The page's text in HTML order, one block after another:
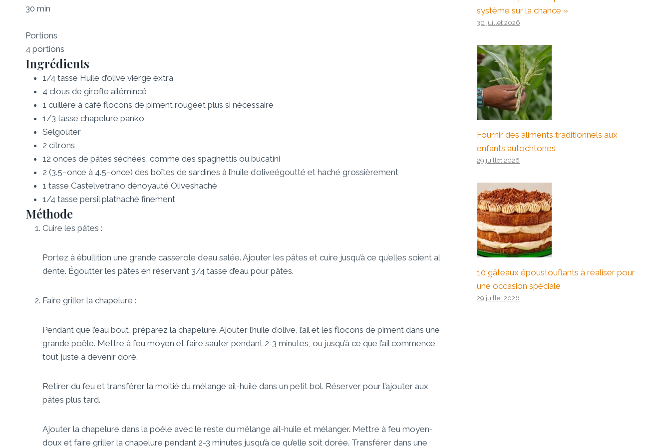
30 min
Portions
4 portions
Ingrédients
1/4 tasse Huile d’olive vierge extra
4 clous de girofle ailémincé
1 cuillère à café flocons de piment rougeet plus si nécessaire
1/3 tasse chapelure panko
Selgoûter
2 citrons
12 onces de pâtes séchées, comme des spaghettis ou bucatini
2 (3.5–once à 4.5–once) des boîtes de sardines à l’huile d’oliveégoutté et haché grossièrement
1 tasse Castelvetrano dénoyauté Oliveshaché
1/4 tasse persil plathaché finement
Méthode
Cuire les pâtes :
Portez à ébullition une grande casserole d’eau salée. Ajouter les pâtes et cuire jusqu’à ce qu’elles soient al
dente. Égoutter les pâtes en réservant 3/4 tasse d’eau pour pâtes.
Faire griller la chapelure :
Pendant que l’eau bout, préparez la chapelure. Ajouter l’huile d’olive, l’ail et les flocons de piment dans une
grande poêle. Mettre à feu moyen et faire sauter pendant 2-3 minutes, ou jusqu’à ce que l’ail commence
tout juste à devenir doré.
Retirer du feu et transférer la moitié du mélange ail-huile dans un petit bol. Réserver pour l’ajouter aux
pâtes plus tard.
Ajouter la chapelure dans la poêle avec le reste du mélange ail-huile et mélanger. Mettre à feu moyen-
doux et faire griller la chapelure pendant 2-3 minutes jusqu’à ce qu’elle soit dorée. Transférer dans une
système sur la chance »
30 juillet 2026
Fournir des aliments traditionnels aux
enfants autochtones
29 juillet 2026
10 gâteaux époustouflants à réaliser pour
une occasion spéciale
29 juillet 2026